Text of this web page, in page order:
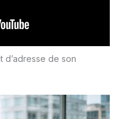
d’adresse de son